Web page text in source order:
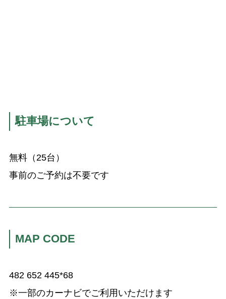
駐車場について
無料（25台）
事前のご予約は不要です
MAP CODE
482 652 445*68
※一部のカーナビでご利用いただけます